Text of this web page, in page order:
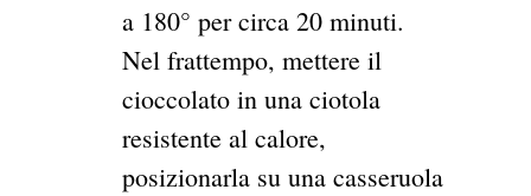
a 180° per circa 20 minuti.
Nel frattempo, mettere il
cioccolato in una ciotola
resistente al calore,
posizionarla su una casseruola